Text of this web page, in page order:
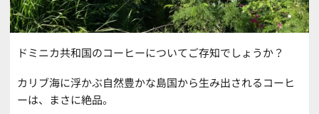
ドミニカ共和国のコーヒーについてご存知でしょうか？
カリブ海に浮かぶ自然豊かな島国から生み出されるコーヒ
ーは、まさに絶品。